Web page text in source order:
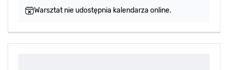
Warsztat nie udostępnia kalendarza online.